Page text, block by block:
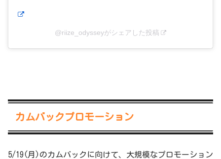
@riize_odysseyがシェアした投稿
カムバックプロモーション
5/19(月)のカムバックに向けて、大規模なプロモーション